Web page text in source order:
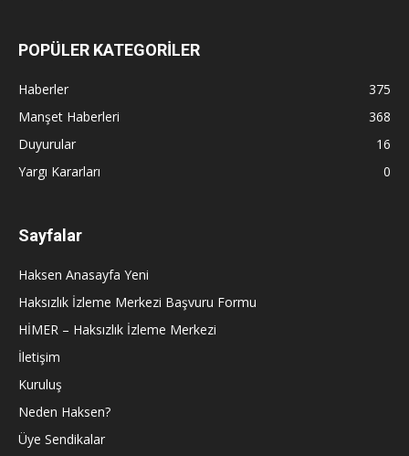
POPÜLER KATEGORİLER
Haberler
375
Manşet Haberleri
368
Duyurular
16
Yargı Kararları
0
Sayfalar
Haksen Anasayfa Yeni
Haksızlık İzleme Merkezi Başvuru Formu
HİMER – Haksızlık İzleme Merkezi
İletişim
Kuruluş
Neden Haksen?
Üye Sendikalar